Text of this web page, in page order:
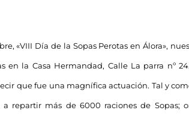
«VIII Día de la Sopas Perotas en Álora»,
en la Casa Hermandad, Calle La parra nº
que fue una magnífica actuación. Tal y
repartir más de 6000 raciones de Sopas;